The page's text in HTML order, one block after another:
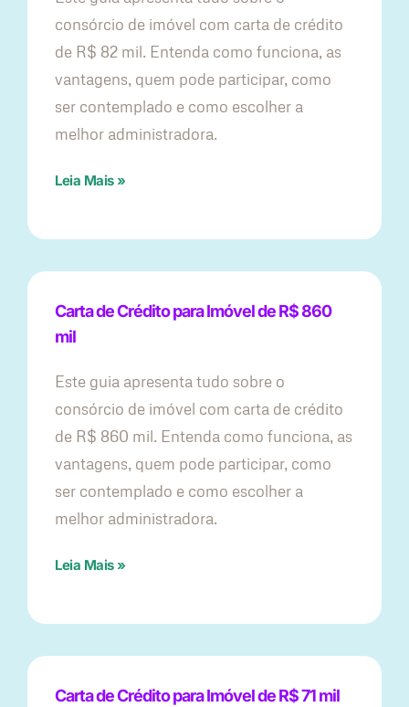
consórcio de imóvel com carta de crédito
de R$ 82 mil. Entenda como funciona, as
vantagens, quem pode participar, como
ser contemplado e como escolher a
melhor administradora.
Leia Mais »
Carta de Crédito para Imóvel de R$ 860
mil
Este guia apresenta tudo sobre o
consórcio de imóvel com carta de crédito
de R$ 860 mil. Entenda como funciona, as
vantagens, quem pode participar, como
ser contemplado e como escolher a
melhor administradora.
Leia Mais »
Carta de Crédito para Imóvel de R$ 71 mil